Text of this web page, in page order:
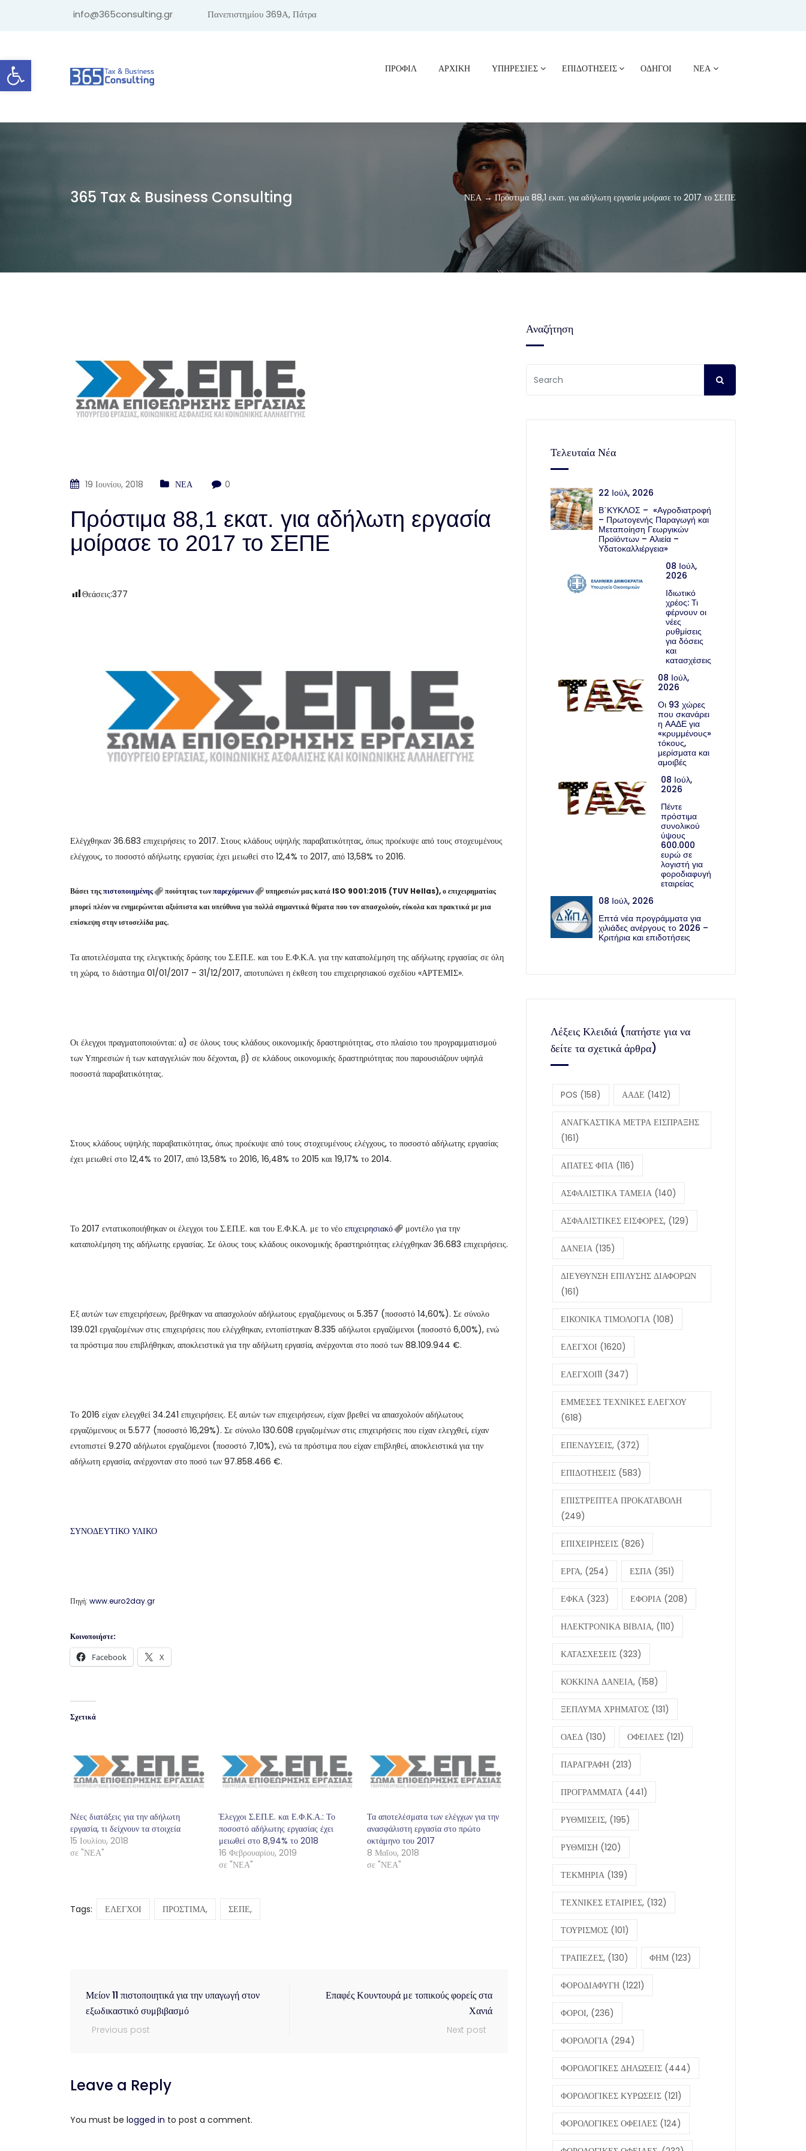
Ανοίξτε τη γραμμή εργαλείων
info@365consulting.gr Πανεπιστημίου 369Α, Πάτρα
ΠΡΟΦΊΛ ΑΡΧΙΚΗ ΥΠΗΡΕΣΙΕΣ ΕΠΙΔΟΤΗΣΕΙΣ ΟΔΗΓΟΙ ΝΕΑ
365 Tax & Business Consulting ΝΕΑ → Πρόστιμα 88,1 εκατ. για αδήλωτη εργασία μοίρασε το 2017 το ΣΕΠΕ
19 Ιουνίου, 2018 ΝΕΑ 0
Πρόστιμα 88,1 εκατ. για αδήλωτη εργασία
μοίρασε το 2017 το ΣΕΠΕ
Θεάσεις:377
Ελέγχθηκαν 36.683 επιχειρήσεις το 2017. Στους κλάδους υψηλής παραβατικότητας, όπως προέκυψε από τους στοχευμένους
ελέγχους, το ποσοστό αδήλωτης εργασίας έχει μειωθεί στο 12,4% το 2017, από 13,58% το 2016.
Βάσει τηςπιστοποιημένης ποιότητας τωνπαρεχόμενων
υπηρεσιών μας κατά ISO 9001:2015 (TUV Hellas), ο επιχειρηματίας
μπορεί πλέον να ενημερώνεται αξιόπιστα και υπεύθυνα για πολλά σημαντικά θέματα που τον απασχολούν, εύκολα και πρακτικά με μια
επίσκεψη στην ιστοσελίδα μας.
Τα αποτελέσματα της ελεγκτικής δράσης του Σ.ΕΠ.Ε. και του Ε.Φ.Κ.Α. για την καταπολέμηση της αδήλωτης εργασίας σε όλη
τη χώρα, το διάστημα 01/01/2017 – 31/12/2017, αποτυπώνει η έκθεση του επιχειρησιακού σχεδίου «ΑΡΤΕΜΙΣ».
Οι έλεγχοι πραγματοποιούνται: α) σε όλους τους κλάδους οικονομικής δραστηριότητας, στο πλαίσιο του προγραμματισμού
των Υπηρεσιών ή των καταγγελιών που δέχονται, β) σε κλάδους οικονομικής δραστηριότητας που παρουσιάζουν υψηλά
ποσοστά παραβατικότητας.
Στους κλάδους υψηλής παραβατικότητας, όπως προέκυψε από τους στοχευμένους ελέγχους, το ποσοστό αδήλωτης εργασίας
έχει μειωθεί στο 12,4% το 2017, από 13,58% το 2016, 16,48% το 2015 και 19,17% το 2014.
Το 2017 εντατικοποιήθηκαν οι έλεγχοι του Σ.ΕΠ.Ε. και του Ε.Φ.Κ.Α. με το νέο επιχειρησιακό
μοντέλο για την
καταπολέμηση της αδήλωτης εργασίας. Σε όλους τους κλάδους οικονομικής δραστηριότητας ελέγχθηκαν 36.683 επιχειρήσεις.
Εξ αυτών των επιχειρήσεων, βρέθηκαν να απασχολούν αδήλωτους εργαζόμενους οι 5.357 (ποσοστό 14,60%). Σε σύνολο
139.021 εργαζομένων στις επιχειρήσεις που ελέγχθηκαν, εντοπίστηκαν 8.335 αδήλωτοι εργαζόμενοι (ποσοστό 6,00%), ενώ
τα πρόστιμα που επιβλήθηκαν, αποκλειστικά για την αδήλωτη εργασία, ανέρχονται στο ποσό των 88.109.944 €.
Το 2016 είχαν ελεγχθεί 34.241 επιχειρήσεις. Εξ αυτών των επιχειρήσεων, είχαν βρεθεί να απασχολούν αδήλωτους
εργαζόμενους οι 5.577 (ποσοστό 16,29%). Σε σύνολο 130.608 εργαζομένων στις επιχειρήσεις που είχαν ελεγχθεί, είχαν
εντοπιστεί 9.270 αδήλωτοι εργαζόμενοι (ποσοστό 7,10%), ενώ τα πρόστιμα που είχαν επιβληθεί, αποκλειστικά για την
αδήλωτη εργασία, ανέρχονταν στο ποσό των 97.858.466 €.
ΣΥΝΟΔΕΥΤΙΚΟ ΥΛΙΚΟ
Πηγή: www.euro2day.gr
Κοινοποιήστε:
Facebook X
Σχετικά
Νέες διατάξεις για την αδήλωτη
εργασία, τι δείχνουν τα στοιχεία
15 Ιουλίου, 2018
σε "ΝΕΑ"
Έλεγχοι Σ.ΕΠ.Ε. και Ε.Φ.Κ.Α.: Το
ποσοστό αδήλωτης εργασίας έχει
μειωθεί στο 8,94% το 2018
16 Φεβρουαρίου, 2019
σε "ΝΕΑ"
Τα αποτελέσματα των ελέγχων για την
ανασφάλιστη εργασία στο πρώτο
οκτάμηνο του 2017
8 Μαΐου, 2018
σε "ΝΕΑ"
Tags: ΕΛΕΓΧΟΙ ΠΡΟΣΤΙΜΑ, ΣΕΠΕ,
Μείον 11 πιστοποιητικά για την υπαγωγή στον
εξωδικαστικό συμβιβασμό
Previous post
Επαφές Κουντουρά με τοπικούς φορείς στα
Χανιά
Next post
Leave a Reply
You must be logged in to post a comment.
Αναζήτηση
Τελευταία Νέα
22 Ιούλ, 2026
Β΄ΚΥΚΛΟΣ – «Αγροδιατροφή
– Πρωτογενής Παραγωγή και
Μεταποίηση Γεωργικών
Προϊόντων – Αλιεία –
Υδατοκαλλιέργεια»
08 Ιούλ,
2026
Ιδιωτικό
χρέος: Τι
φέρνουν οι
νέες
ρυθμίσεις
για δόσεις
και
κατασχέσεις
08 Ιούλ,
2026
Οι 93 χώρες
που σκανάρει
η ΑΑΔΕ για
«κρυμμένους»
τόκους,
μερίσματα και
αμοιβές
08 Ιούλ,
2026
Πέντε
πρόστιμα
συνολικού
ύψους
600.000
ευρώ σε
λογιστή για
φοροδιαφυγή
εταιρείας
08 Ιούλ, 2026
Επτά νέα προγράμματα για
χιλιάδες ανέργους το 2026 –
Κριτήρια και επιδοτήσεις
Λέξεις Κλειδιά (πατήστε για να
δείτε τα σχετικά άρθρα)
POS (158) ΑΑΔΕ (1412)
ΑΝΑΓΚΑΣΤΙΚΑ ΜΕΤΡΑ ΕΙΣΠΡΑΞΗΣ
(161)
ΑΠΑΤΕΣ ΦΠΑ (116)
ΑΣΦΑΛΙΣΤΙΚΑ ΤΑΜΕΙΑ (140)
ΑΣΦΑΛΙΣΤΙΚΕΣ ΕΙΣΦΟΡΕΣ, (129)
ΔΑΝΕΙΑ (135)
ΔΙΕΥΘΥΝΣΗ ΕΠΙΛΥΣΗΣ ΔΙΑΦΟΡΩΝ
(161)
ΕΙΚΟΝΙΚΑ ΤΙΜΟΛΟΓΙΑ (108)
ΕΛΕΓΧΟΙ (1620)
ΕΛΕΓΧΟΙ11 (347)
ΕΜΜΕΣΕΣ ΤΕΧΝΙΚΕΣ ΕΛΕΓΧΟΥ
(618)
ΕΠΕΝΔΥΣΕΙΣ, (372)
ΕΠΙΔΟΤΗΣΕΙΣ (583)
ΕΠΙΣΤΡΕΠΤΕΑ ΠΡΟΚΑΤΑΒΟΛΗ
(249)
ΕΠΙΧΕΙΡΗΣΕΙΣ (826)
ΕΡΓΑ, (254) ΕΣΠΑ (351)
ΕΦΚΑ (323) ΕΦΟΡΙΑ (208)
ΗΛΕΚΤΡΟΝΙΚΑ ΒΙΒΛΙΑ, (110)
ΚΑΤΑΣΧΕΣΕΙΣ (323)
ΚΟΚΚΙΝΑ ΔΑΝΕΙΑ, (158)
ΞΕΠΛΥΜΑ ΧΡΗΜΑΤΟΣ (131)
ΟΑΕΔ (130) ΟΦΕΙΛΕΣ (121)
ΠΑΡΑΓΡΑΦΗ (213)
ΠΡΟΓΡΑΜΜΑΤΑ (441)
ΡΥΘΜΙΣΕΙΣ, (195)
ΡΥΘΜΙΣΗ (120)
ΤΕΚΜΗΡΙΑ (139)
ΤΕΧΝΙΚΕΣ ΕΤΑΙΡΙΕΣ, (132)
ΤΟΥΡΙΣΜΟΣ (101)
ΤΡΑΠΕΖΕΣ, (130) ΦΗΜ (123)
ΦΟΡΟΔΙΑΦΥΓΗ (1221)
ΦΟΡΟΙ, (236)
ΦΟΡΟΛΟΓΙΑ (294)
ΦΟΡΟΛΟΓΙΚΕΣ ΔΗΛΩΣΕΙΣ (444)
ΦΟΡΟΛΟΓΙΚΕΣ ΚΥΡΩΣΕΙΣ (121)
ΦΟΡΟΛΟΓΙΚΕΣ ΟΦΕΙΛΕΣ (124)